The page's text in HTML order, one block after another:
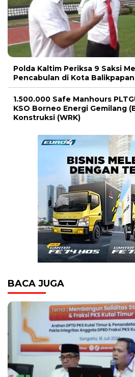
Polda Kaltim Periksa 9 Saksi
Pencabulan di Kota Balikpapan
1.500.000 Safe Manhours
KSO Borneo Energi Gemilang
Konstruksi (WRK)
BACA JUGA